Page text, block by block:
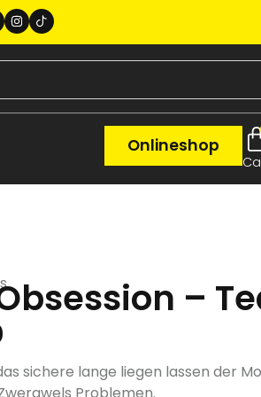
Onlineshop
–
sichere lange liegen lassen der
Problemen.